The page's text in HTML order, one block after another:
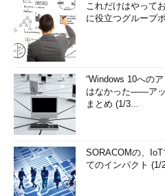
これだけはやって
に役立つグループ
“Windows 10への
はなかった――ア
まとめ (1/3...
SORACOMの、
てのインパクト (1/